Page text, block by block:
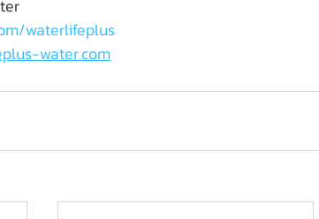
waterlifeplus
water.com